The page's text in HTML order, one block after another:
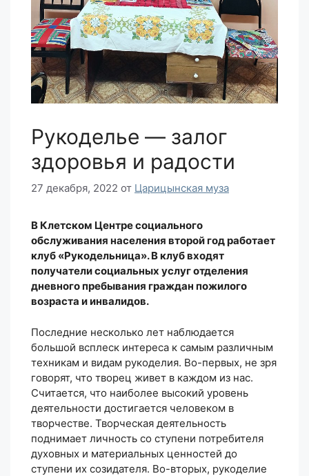
Рукоделье — залог
здоровья и радости
27 декабря, 2022 от Царицынская муза
В Клетском Центре социального
обслуживания населения второй год работает
клуб «Рукодельница». В клуб входят
получатели социальных услуг отделения
дневного пребывания граждан пожилого
возраста и инвалидов.
Последние несколько лет наблюдается
большой всплеск интереса к самым различным
техникам и видам рукоделия. Во-первых, не зря
говорят, что творец живет в каждом из нас.
Считается, что наиболее высокий уровень
деятельности достигается человеком в
творчестве. Творческая деятельность
поднимает личность со ступени потребителя
духовных и материальных ценностей до
ступени их созидателя. Во-вторых, рукоделие